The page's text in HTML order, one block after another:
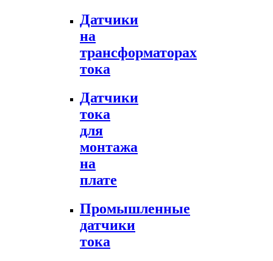
Датчики
на
трансформаторах
тока
Датчики
тока
для
монтажа
на
плате
Промышленные
датчики
тока